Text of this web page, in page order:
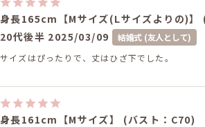
身長165cm【Mサイズ(Lサイズよりの)】
20代後半 2025/03/09
結婚式 (友人として)
サイズはぴったりで、丈はひざ下でした。
身長161cm【Mサイズ】 (バスト：C70)